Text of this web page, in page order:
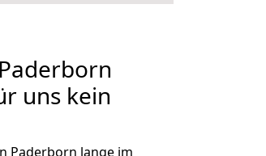
uns kein
Paderborn lange im